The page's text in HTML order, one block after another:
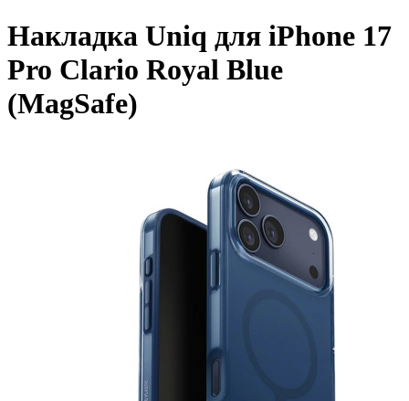
Накладка Uniq для iPhone 17
Pro Clario Royal Blue
(MagSafe)